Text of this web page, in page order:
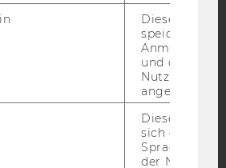
InstagramBlog
Bluesky
Dieses Cookie
speichert
und ob sich
Nutzer*in
angemeldet
Dieses
sich die
der